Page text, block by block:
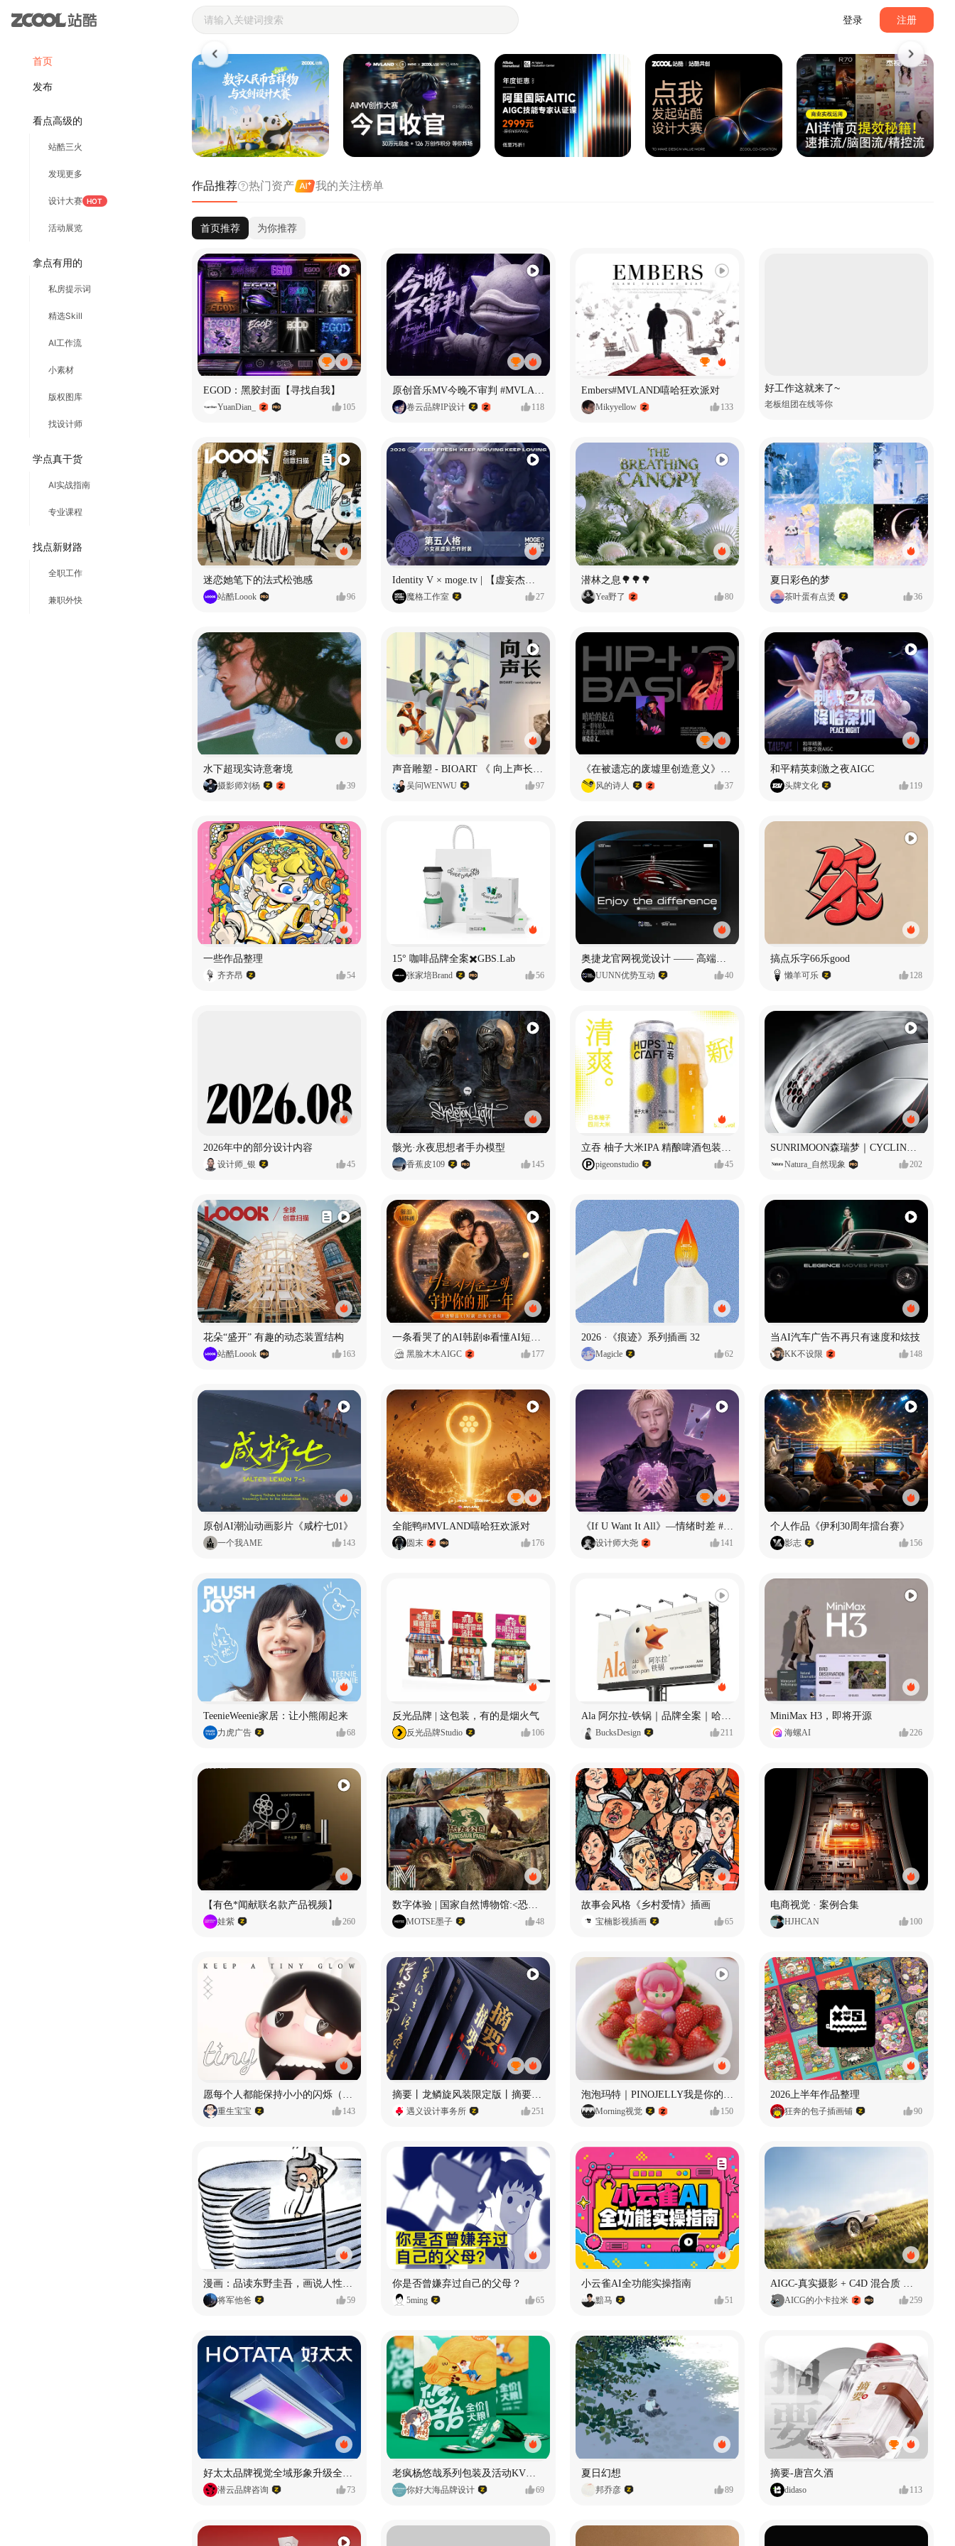
首页
发布
看点高级的
站酷三火
发现更多
设计大赛 HOT
活动展览
拿点有用的
私房提示词
精选Skill
AI工作流
小素材
版权图库
找设计师
学点真干货
AI实战指南
专业课程
找点新财路
全职工作
兼职外快
登录 注册
站酷ZCOOL - 设计师们都在站酷
作品推荐 热门资产 我的关注榜单
首页推荐 为你推荐
EGOD：黑胶封面【寻找自我】
YuanDian_ 105
原创音乐MV今晚不审判 #MVLAND嘻哈狂欢派对
卷云品牌IP设计 118
Embers#MVLAND嘻哈狂欢派对
Mikyyellow 133
好工作这就来了~
老板组团在线等你
迷恋她笔下的法式松弛感
站酷Loook 96 魔格工作室 27
潜林之息🌳🌳🌳
Yea野了 80
夏日彩色的梦
茶叶蛋有点烫 36
水下超现实诗意奢境
摄影师刘杨 39
声音雕塑 - BIOART 《 向上声长 》
吴问WENWU 97
《在被遗忘的废墟里创造意义》#MVLAND嘻哈狂欢派对
风的诗人 37
和平精英刺激之夜AIGC
头牌文化 119
一些作品整理
齐齐昂 54
15° 咖啡品牌全案✖️GBS.Lab
张家培Brand 56 UUNN优势互动 40
搞点乐字66乐good
懒羊可乐 128
2026年中的部分设计内容
设计师_银 45
骸光·永夜思想者手办模型
香蕉皮109 145
立吞 柚子大米IPA 精酿啤酒包装设计
pigeonstudio 45
SUNRIMOON森瑞梦｜CYCLING HELMET CG｜气动骑行头盔
Natura_自然现象 202
花朵“盛开” 有趣的动态装置结构
站酷Loook 163 黑脸木木AIGC 177
2026 ·《痕迹》系列插画 32
Magicle 62
当AI汽车广告不再只有速度和炫技
KK不设限 148
原创AI潮汕动画影片《咸柠七01》
一个我AME 143
全能鸭#MVLAND嘻哈狂欢派对
圆末 176
《If U Want It All》—情绪时差 #MVLAND嘻哈狂欢派对
设计师大尧 141
个人作品《伊利30周年擂台赛》
影志 156
TeenieWeenie家居：让小熊闹起来
力虎广告 68
反光品牌 | 这包装，有的是烟火气
反光品牌Studio 106 BucksDesign 211
MiniMax H3，即将开源
海螺AI 226
【有色*闻献联名款产品视频】
娃紫 260
数字体验 | 国家自然博物馆:<恐龙公园>沉浸特展
MOTSE墨子 48
故事会风格《乡村爱情》插画
宝楠影视插画 65
电商视觉 · 案例合集
HJHCAN 100
重生宝宝 143 遇义设计事务所 251 Morning视觉 150
2026上半年作品整理
狂奔的包子插画铺 90
漫画：品读东野圭吾，画说人性百态
将军他爸 59
你是否曾嫌弃过自己的父母？
5ming 65
小云雀AI全功能实操指南
黯马 51
AIGC-真实摄影 + C4D 混合质 能让 AI 产品图更好吗?
AICG的小卡拉米 259
潜云品牌咨询 73 你好大海品牌设计 69
夏日幻想
邦乔彦 89
摘要-唐宫久酒
didaso 113